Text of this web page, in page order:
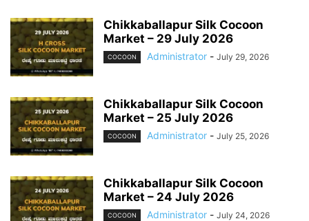
Chikkaballapur Silk Cocoon
Market – 29 July 2026
COCOON Administrator - July 29, 2026
Chikkaballapur Silk Cocoon
Market – 25 July 2026
COCOON Administrator - July 25, 2026
Chikkaballapur Silk Cocoon
Market – 24 July 2026
COCOON Administrator - July 24, 2026